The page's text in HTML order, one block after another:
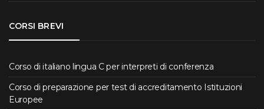
CORSI BREVI
Corso di italiano lingua C per interpreti di conferenza
Corso di preparazione per test di accreditamento Istituzioni
Europee